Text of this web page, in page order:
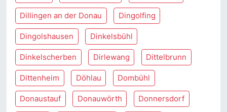
Dillingen an der Donau Dingolfing
Dingolshausen Dinkelsbühl
Dinkelscherben Dirlewang Dittelbrunn
Dittenheim Döhlau Dombühl
Donaustauf Donauwörth Donnersdorf